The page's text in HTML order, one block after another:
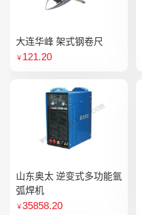
大连华峰 架式钢卷尺
￥ 121.20
山东奥太 逆变式多功能氩
弧焊机
￥35858.20